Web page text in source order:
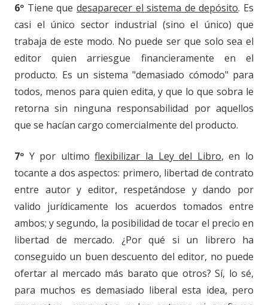
6º Tiene que desaparecer el sistema de depósito. Es
casi el único sector industrial (sino el único) que
trabaja de este modo. No puede ser que solo sea el
editor quien arriesgue financieramente en el
producto. Es un sistema "demasiado cómodo" para
todos, menos para quien edita, y que lo que sobra le
retorna sin ninguna responsabilidad por aquellos
que se hacían cargo comercialmente del producto.
7º Y por ultimoflexibilizar la Ley del Libro, en lo
tocante a dos aspectos: primero, libertad de contrato
entre autor y editor, respetándose y dando por
valido jurídicamente los acuerdos tomados entre
ambos; y segundo, la posibilidad de tocar el precio en
libertad de mercado. ¿Por qué si un librero ha
conseguido un buen descuento del editor, no puede
ofertar al mercado más barato que otros? Sí, lo sé,
para muchos es demasiado liberal esta idea, pero